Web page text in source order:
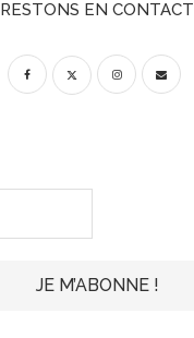
RESTONS EN CONTACT